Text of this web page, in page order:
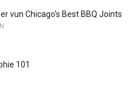
vun Chicago's Best BBQ Joints
101